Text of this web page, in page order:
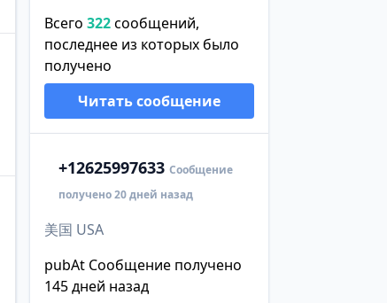
Всего 322сообщений,
последнее из которых было
получено
Читать сообщение
+12625997633 Сообщение
получено 20 дней назад
美国 USA
pubAt Сообщение получено
145 дней назад